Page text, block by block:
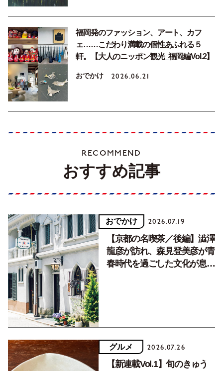
福岡発のファッション、アート、カフ
ェ……こだわり満載の個性あふれる５
軒。【大人のニッポン観光_福岡編Vol.2】
おでかけ 2026.06.21
RECOMMEND
おすすめ記事
おでかけ 2026.07.19
【京都の名喫茶／後編】澁澤
龍彦が訪れ、森見登美彦が青
春時代を過ごした文化が息づ
グルメ 2026.07.26
【新連載Vol.1】旬のきゅう